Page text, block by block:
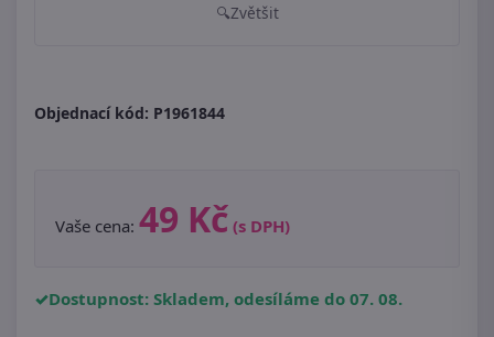
Zvětšit
Objednací kód: P1961844
Vaše cena: 49 Kč (s DPH)
Dostupnost: Skladem, odesíláme do 07. 08.